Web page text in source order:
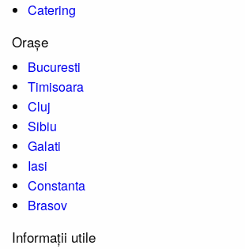
Catering
Orașe
Bucuresti
Timisoara
Cluj
Sibiu
Galati
Iasi
Constanta
Brasov
Informații utile